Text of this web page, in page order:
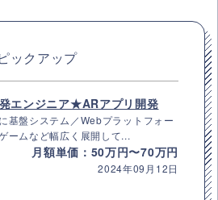
ピックアップ
エンジニア★ARアプリ開発
基盤システム／Webプラットフォー
ームなど幅広く展開して...
月額単価：50万円〜70万円
2024年09月12日